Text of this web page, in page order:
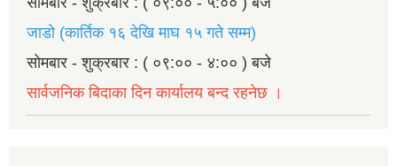
जाडो (कार्तिक १६ देखि माघ १५ गते सम्म)
सोमबार - शुक्रबार : ( ०९:०० - ४:०० ) बजे
सार्वजनिक बिदाका दिन कार्यालय बन्द रहनेछ ।